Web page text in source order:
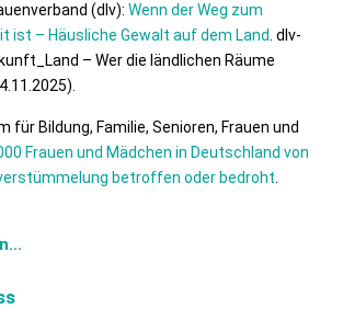
(dlv): Wenn der Weg zum
ist – Häusliche Gewalt auf dem Land . dlv-
– Wer die ländlichen Räume
für Bildung, Familie, Senioren, Frauen und
Frauen und Mädchen in Deutschland von
betroffen oder bedroht